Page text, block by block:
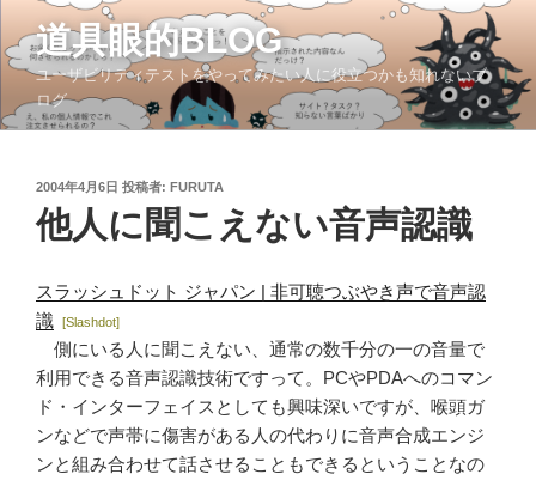
ン
テ
ツ
道具眼的BLOG
ユーザビリティテストをやってみたい人に役立つかも知れないブ
ログ
投
稿
日:
2004年4月6日 投稿者: FURUTA
他人に聞こえない音声認識
スラッシュドット ジャパン | 非可聴つぶやき声で音声認
識 [Slashdot]
側にいる人に聞こえない、通常の数千分の一の音量で
利用できる音声認識技術ですって。PCやPDAへのコマン
ド・インターフェイスとしても興味深いですが、喉頭ガ
ンなどで声帯に傷害がある人の代わりに音声合成エンジ
ンと組み合わせて話させることもできるということなの